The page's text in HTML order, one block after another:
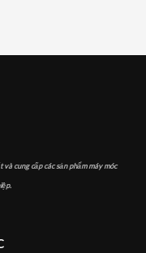
cung cấp các sản phẩm máy móc